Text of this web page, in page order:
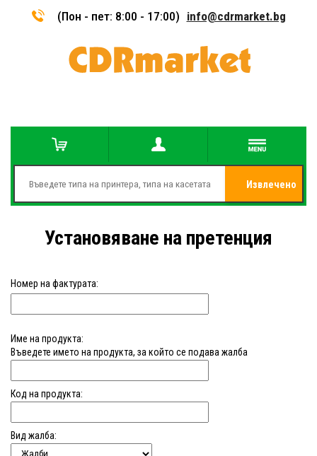
(Пон - пет: 8:00 - 17:00) info@cdrmarket.bg
Извлечено
Установяване на претенция
Номер на фактурата:
Име на продукта:
Въведете името на продукта, за който се подава жалба
Код на продукта:
Вид жалба: